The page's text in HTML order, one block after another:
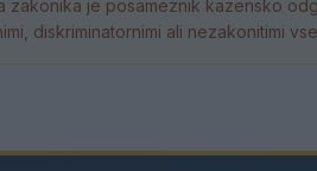
zakonika je posameznik kazensko
diskriminatornimi ali nezakonitimi